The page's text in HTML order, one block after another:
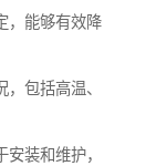
，能够有效降
包括高温、
装和维护，